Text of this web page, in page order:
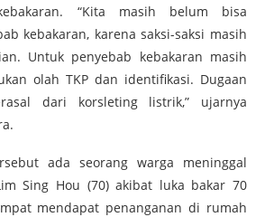
“Kita masih belum bisa
kebakaran, karena saksi-saksi masih
Untuk penyebab kebakaran masih
olah TKP dan identifikasi. Dugaan
dari korsleting listrik,” ujarnya
ada seorang warga meninggal
Sing Hou (70) akibat luka bakar 70
mendapat penanganan di rumah